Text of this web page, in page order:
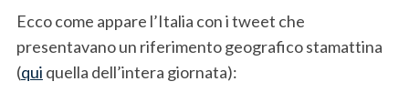
Ecco come appare l’Italia con i tweet che
presentavano un riferimento geografico stamattina
(qui quella dell’intera giornata):